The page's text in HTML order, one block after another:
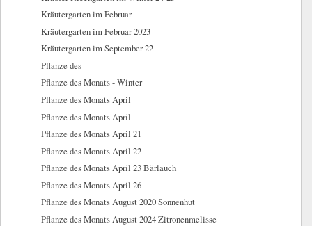
Kräutergarten im Februar
Kräutergarten im Februar 2023
Kräutergarten im September 22
Pflanze des
Pflanze des Monats - Winter
Pflanze des Monats April
Pflanze des Monats April
Pflanze des Monats April 21
Pflanze des Monats April 22
Pflanze des Monats April 23 Bärlauch
Pflanze des Monats April 26
Pflanze des Monats August 2020 Sonnenhut
Pflanze des Monats August 2024 Zitronenmelisse